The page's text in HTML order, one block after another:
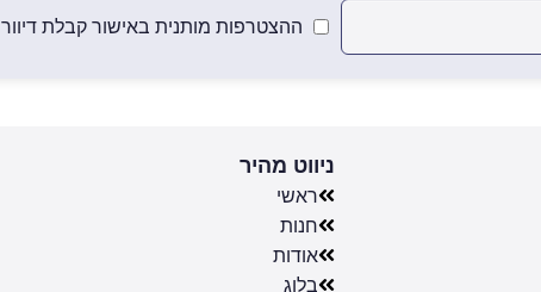
ההצטרפות מותנית באישור קבלת דיוור
ניווט מהיר
ראשי
חנות
אודות
בלוג